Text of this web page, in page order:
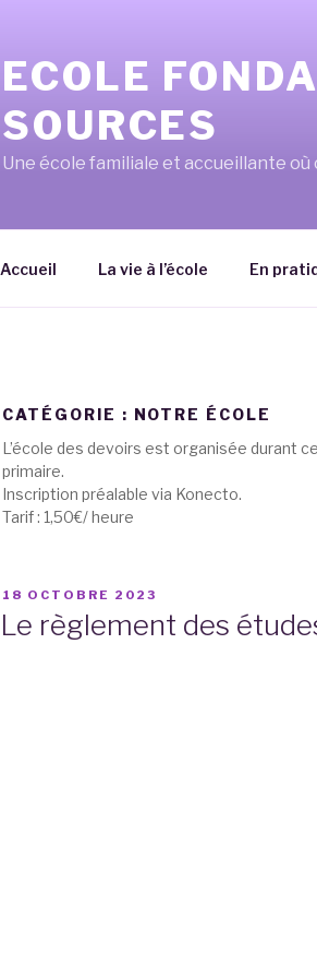
ECOLE
SOURCES
Une école familiale et accueillante où
Accueil La vie à l’école En
CATÉGORIE : NOTRE ÉCOLE
L’école des devoirs est organisée durant
primaire.
Inscription préalable via Konecto.
Tarif : 1,50€/ heure
PUBLIÉ
18 OCTOBRE 2023
Le règlement des